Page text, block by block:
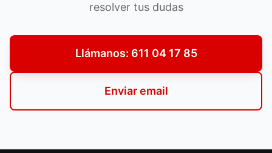
resolver tus dudas
Llámanos: 611 04 17 85
Enviar email